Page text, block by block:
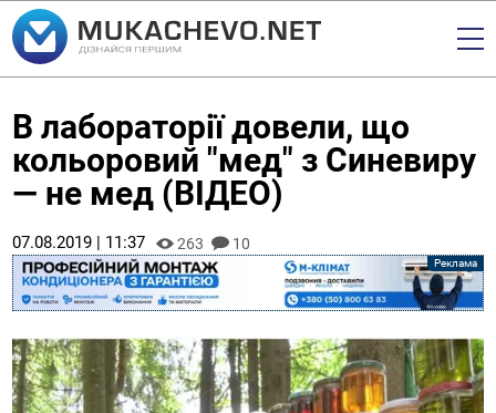
В лабораторії довели, що
кольоровий "мед" з Синевиру
— не мед (ВІДЕО)
07.08.2019 | 11:37 263 10